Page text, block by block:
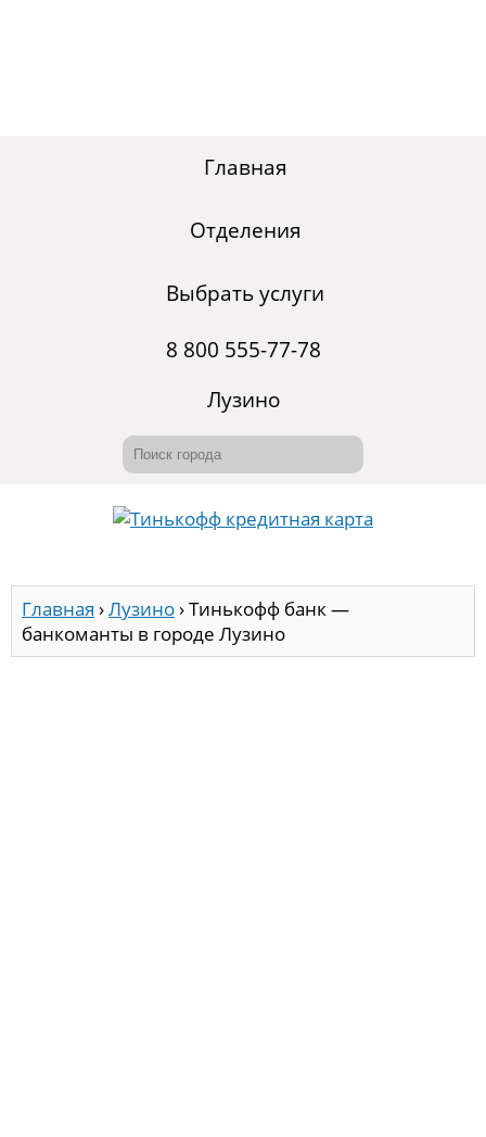
Главная
Отделения
Выбрать услуги
8 800 555-77-78
Лузино
Главная ›Лузино›Тинькофф банк —
банкоманты в городе Лузино